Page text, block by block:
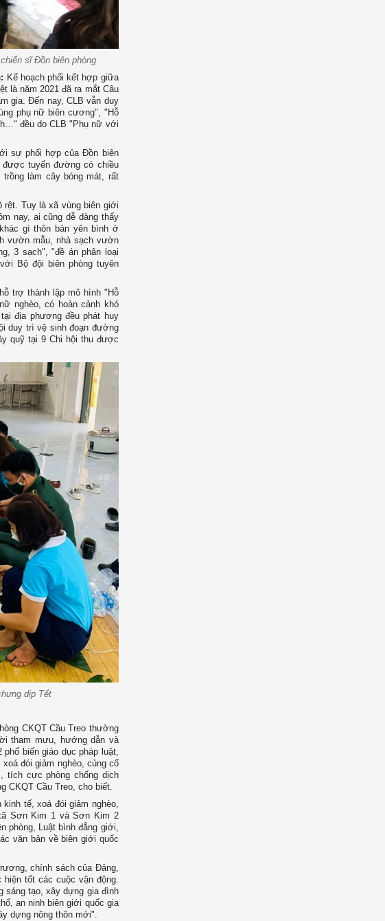
sĩ Đồn biên phòng
: Kế hoạch phối kết hợp giữa
là năm 2021 đã ra mắt Câu
gia. Đến nay, CLB vẫn duy
phụ nữ biên cương", "Hỗ
đều do CLB "Phụ nữ với
sự phối hợp của Đồn biên
được tuyến đường có chiều
làm cây bóng mát, rất
Tuy là xã vùng biên giới
nay, ai cũng dễ dàng thấy
gì thôn bản yên bình ở
vườn mẫu, nhà sạch vườn
3 sạch", "đề án phân loại
Bộ đội biên phòng tuyên
trợ thành lập mô hình "Hỗ
nghèo, có hoàn cảnh khó
địa phương đều phát huy
duy trì vệ sinh đoạn đường
quỹ tại 9 Chi hội thu được
dịp Tết
CKQT Cầu Treo thường
tham mưu, hướng dẫn và
biến giáo dục pháp luật,
đói giảm nghèo, củng cố
tích cực phòng chống dịch
CKQT Cầu Treo, cho biết.
tế, xoá đói giảm nghèo,
Sơn Kim 1 và Sơn Kim 2
phòng, Luật bình đẳng giới,
văn bản về biên giới quốc
chính sách của Đảng,
tốt các cuộc vận động.
sáng tạo, xây dựng gia đình
an ninh biên giới quốc gia
dựng nông thôn mới".